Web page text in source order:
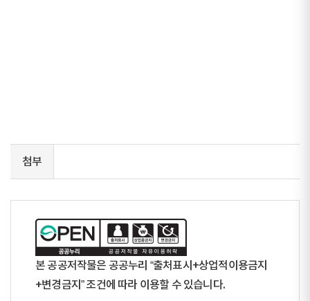
첨부
본 공공저작물은 공공누리 “출처표시+상업적이용금지
+변경금지” 조건에 따라 이용할 수 있습니다.